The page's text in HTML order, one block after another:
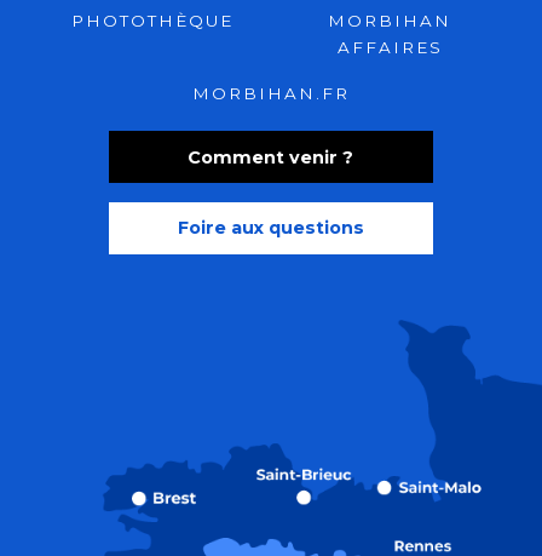
Comment venir ?
Foire aux questions
PHOTOTHÈQUE
MORBIHAN
AFFAIRES
MORBIHAN.FR